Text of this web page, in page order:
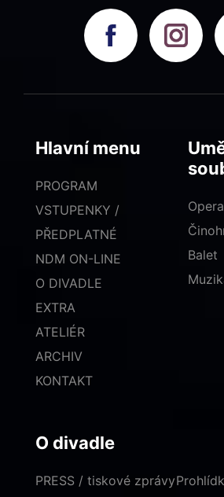
Hlavní menu
PROGRAM
VSTUPENKY /
PŘEDPLATNÉ
NDM ON-LINE
O DIVADLE
EXTRA
ATELIÉR
ARCHIV
KONTAKT
Opera
Balet
O divadle
PRESS / tiskové zprávy